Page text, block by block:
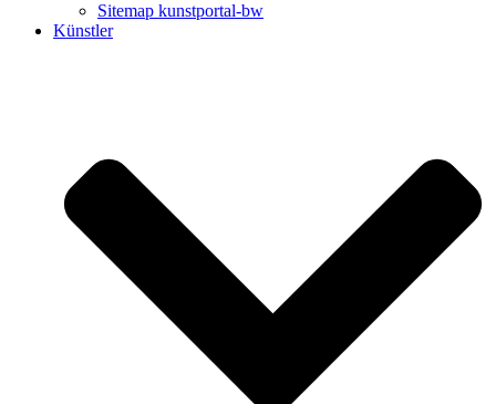
Buchbesprechungen von Harald Schwiers
Haralds Streifzüge
Hörtipps von Harald Schwiers
Kunstausflüge mit Sigrid Balke
Marc Peschke – Out of The Länd
Buchtipps von Uli Rothfuss
Sitemap kunstportal-bw
Künstler